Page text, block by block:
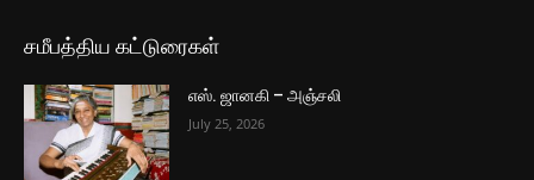
சமீபத்திய கட்டுரைகள்
எஸ். ஜானகி – அஞ்சலி
July 25, 2026